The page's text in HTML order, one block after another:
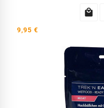

9,95 €